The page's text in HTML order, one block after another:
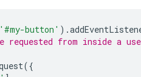
'#my-button' ).
requested from inside a
({